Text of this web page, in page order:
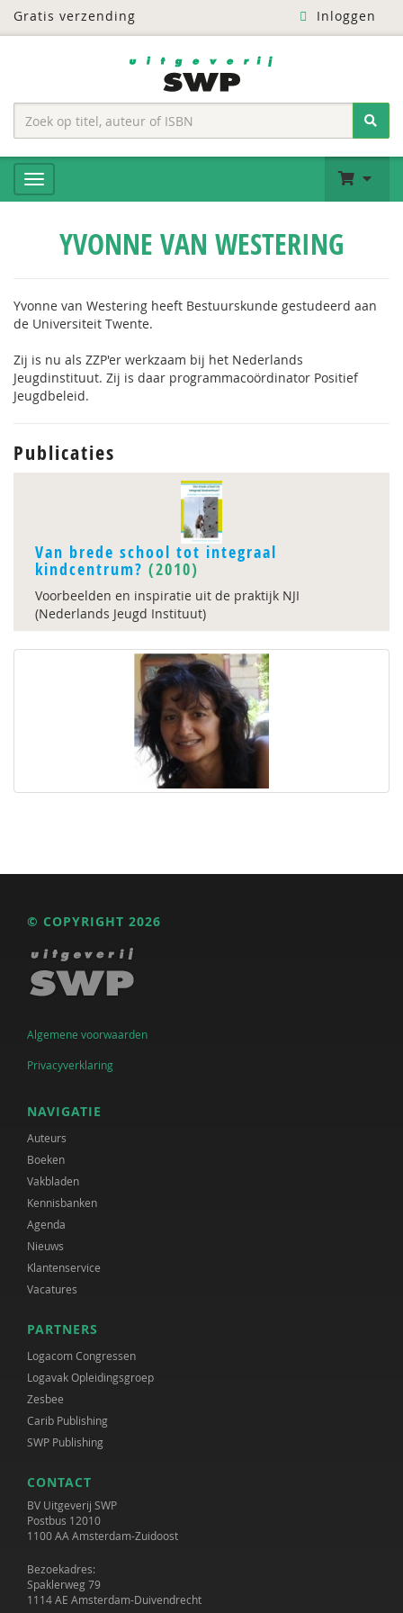
Gratis verzending Inloggen
YVONNE VAN WESTERING
Yvonne van Westering heeft Bestuurskunde gestudeerd aan
de Universiteit Twente.
Zij is nu als ZZP'er werkzaam bij het Nederlands
Jeugdinstituut. Zij is daar programmacoördinator Positief
Jeugdbeleid.
Publicaties
Van brede school tot integraal
kindcentrum? (2010)
Voorbeelden en inspiratie uit de praktijk NJI
(Nederlands Jeugd Instituut)
© COPYRIGHT 2026
Algemene voorwaarden
Privacyverklaring
NAVIGATIE
Auteurs
Boeken
Vakbladen
Kennisbanken
Agenda
Nieuws
Klantenservice
Vacatures
PARTNERS
Logacom Congressen
Logavak Opleidingsgroep
Zesbee
Carib Publishing
SWP Publishing
CONTACT
BV Uitgeverij SWP
Postbus 12010
1100 AA Amsterdam-Zuidoost
Bezoekadres:
Spaklerweg 79
1114 AE Amsterdam-Duivendrecht